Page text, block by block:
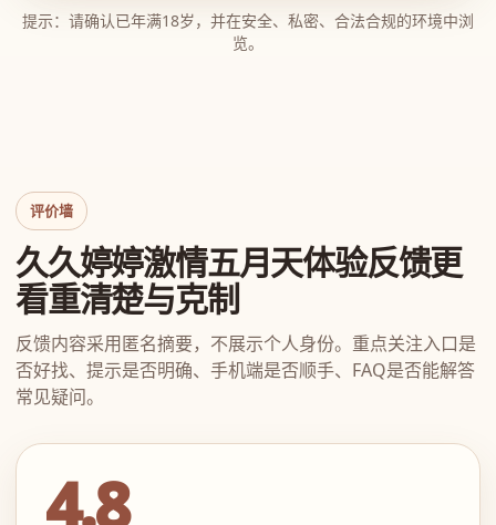
提示：请确认已年满18岁，并在安全、私密、合法合规的环境中浏
览。
评价墙
久久婷婷激情五月天体验反馈更
看重清楚与克制
反馈内容采用匿名摘要，不展示个人身份。重点关注入口是
否好找、提示是否明确、手机端是否顺手、FAQ是否能解答
常见疑问。
4.8